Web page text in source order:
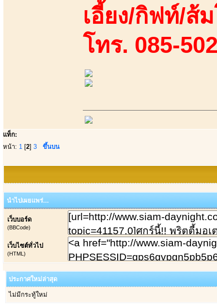
เอี้ยง/กิฟท์/ส้
โทร. 085-
แท็ก:
หน้า: 1 [2] 3 ขึ้นบน
นำไปเผยแพร่...
เว็บบอร์ด
(BBCode)
เว็บไซต์ทั่วไป
(HTML)
ประกาศใหม่ล่าสุด
ไม่มีกระทู้ใหม่